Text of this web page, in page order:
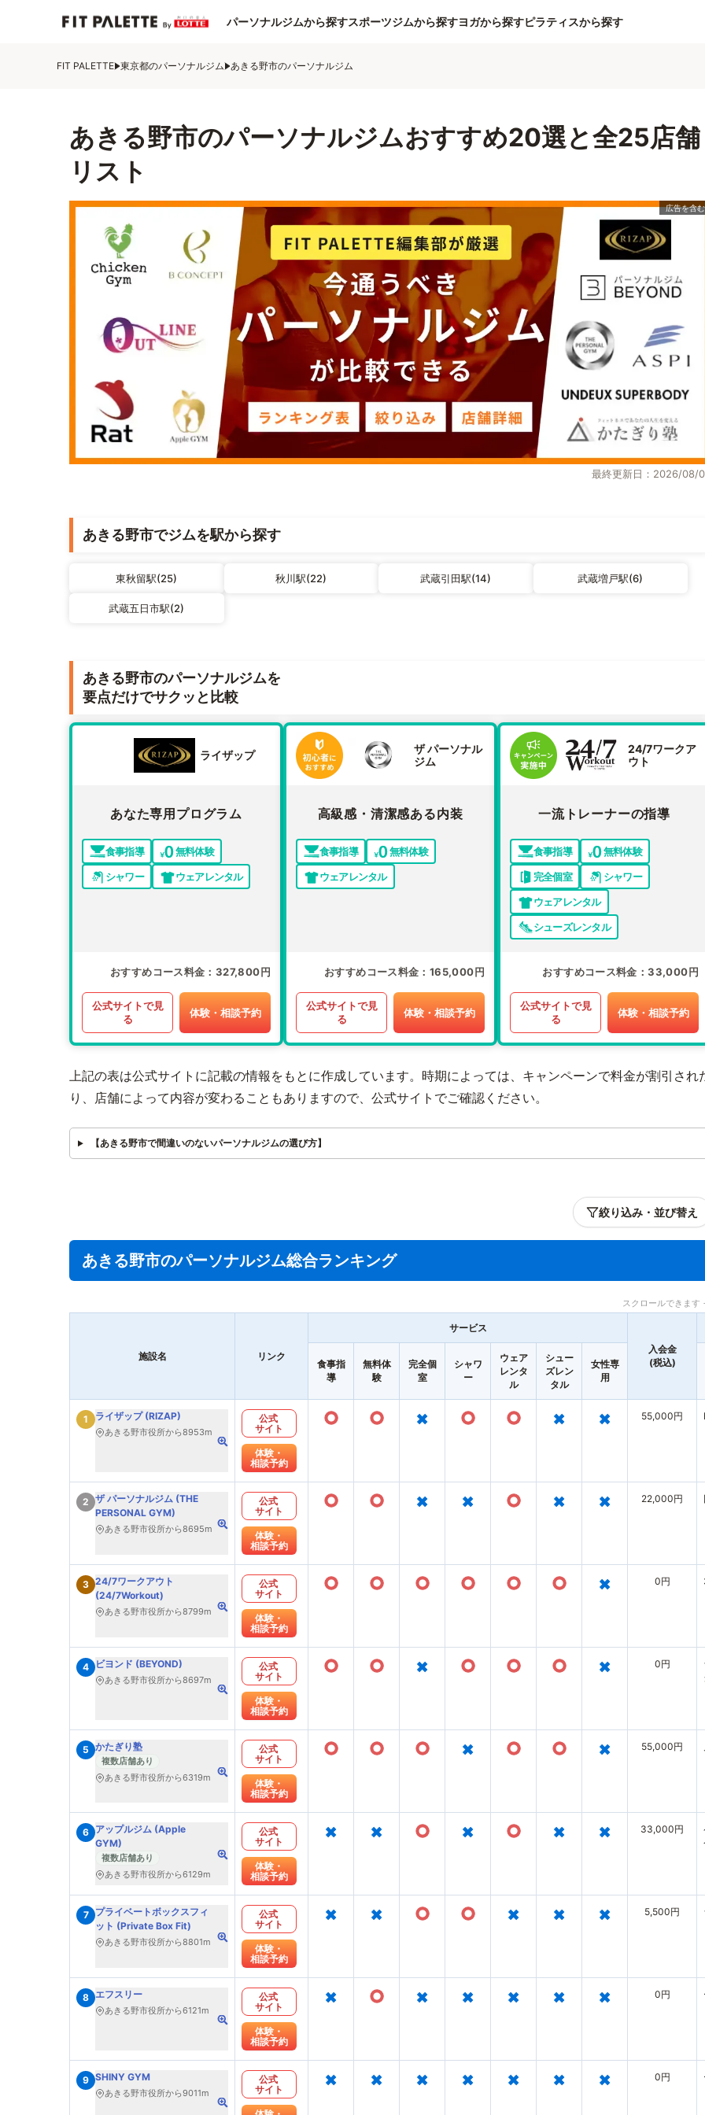
パーソナルジムから探すスポーツジムから探すヨガから探すピラティスから探す
FIT PALETTE 東京都のパーソナルジム あきる野市のパーソナルジム
あきる野市のパーソナルジムおすすめ20選と全25店舗
リスト
最終更新日：2026/08/
あきる野市でジムを駅から探す
東秋留駅(25) 秋川駅(22) 武蔵引田駅(14) 武蔵増戸駅(6)
武蔵五日市駅(2)
あきる野市のパーソナルジムを
要点だけでサクッと比較
ライザップ
あなた専用プログラム
食事指導
無料体験
シャワー
ウェアレンタル
おすすめコース料金 327,800円
公式サイトで見
る
体験・相談予約
ザ パーソナル
ジム
高級感・清潔感ある内装
食事指導
無料体験
ウェアレンタル
おすすめコース料金 165,000円
公式サイトで見
る
体験・相談予約
24/7ワークア
ウト
一流トレーナーの指導
食事指導
無料体験
完全個室
シャワー
ウェアレンタル
シューズレンタル
おすすめコース料金 33,000円
公式サイトで見
る
体験・相談予約
上記の表は公式サイトに記載の情報をもとに作成しています。時期によっては、キャンペーンで料金が割引され
り、店舗によって内容が変わることもありますので、公式サイトでご確認ください。
【あきる野市で間違いのないパーソナルジムの選び方】
絞り込み・並び替え
あきる野市のパーソナルジム総合ランキング
スクロールできます
施設名 リンク
サービス
入会金
(税込)
食事指
導
無料体
験
完全個
室
シャワ
ー
ウェア
レンタ
ル
シュー
ズレン
タル
女性専
用
1 ライザップ (RIZAP)
あきる野市役所から8953m
公式
サイト
体験・
相談予約
○ ○ × ○ ○ × × 55,000円
2 ザ パーソナルジム (THE
PERSONAL GYM)
あきる野市役所から8695m
公式
サイト
体験・
相談予約
○ ○ × × ○ × × 22,000円
3 24/7ワークアウト
(24/7Workout)
あきる野市役所から8799m
公式
サイト
体験・
相談予約
○ ○ ○ ○ ○ ○ × 0円
4 ビヨンド (BEYOND)
あきる野市役所から8697m
公式
サイト
体験・
相談予約
○ ○ × ○ ○ ○ × 0円
5 かたぎり塾
複数店舗あり
あきる野市役所から6319m
公式
サイト
体験・
相談予約
○ ○ ○ × ○ ○ × 55,000円
6 アップルジム (Apple
GYM)
複数店舗あり
あきる野市役所から6129m
公式
サイト
体験・
相談予約
× × ○ × ○ × × 33,000円
7
プライベートボックスフィ
ット (Private Box Fit)
あきる野市役所から8801m
公式
サイト
体験・
相談予約
× × ○ ○ × × × 5,500円
8 エフスリー
あきる野市役所から6121m
公式
サイト
体験・
相談予約
× ○ × × × × × 0円
9 SHINY GYM
あきる野市役所から9011m
公式
サイト
× × × × × × × 0円